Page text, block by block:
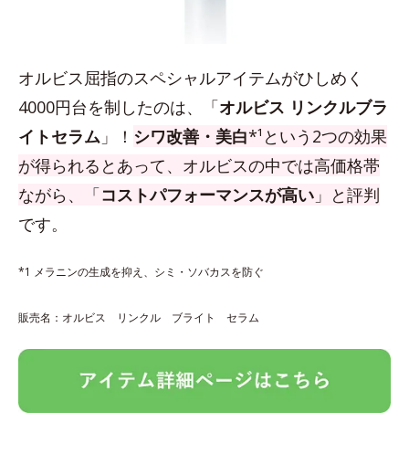
オルビス屈指のスペシャルアイテムがひしめく
4000円台を制したのは、「オルビス リンクルブラ
イトセラム 」！ シワ改善・美白*¹という2つの効果
が得られるとあって、オルビスの中では高価格帯
ながら、「コストパフォーマンスが高い 」と評判
です。
*1 メラニンの生成を抑え、シミ・ソバカスを防ぐ
販売名：オルビス リンクル ブライト セラム